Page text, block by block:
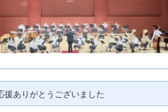
援ありがとうございました